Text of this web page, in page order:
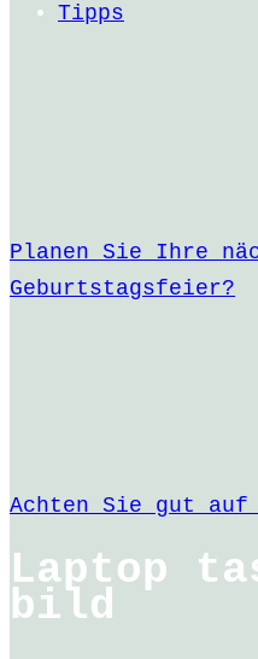
Tipps
Planen Sie Ihre
Geburtstagsfeier?
Achten Sie gut auf
Laptop
bild